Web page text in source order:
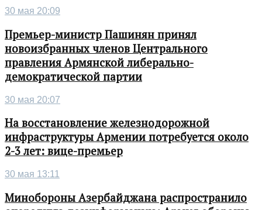
30 мая 20:09
Премьер-министр Пашинян принял
новоизбранных членов Центрального
правления Армянской либерально-
демократической партии
30 мая 20:07
На восстановление железнодорожной
инфраструктуры Армении потребуется около
2-3 лет: вице-премьер
30 мая 13:11
Минобороны Азербайджана распространило